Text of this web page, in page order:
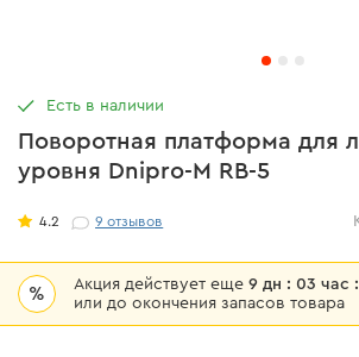
Поворотная платформа для
уровня Dnipro-M RB-5
4.2 9отзывов
% Акция действует еще9 дн : 03 час
или до окончения запасов товара
Есть в наличии